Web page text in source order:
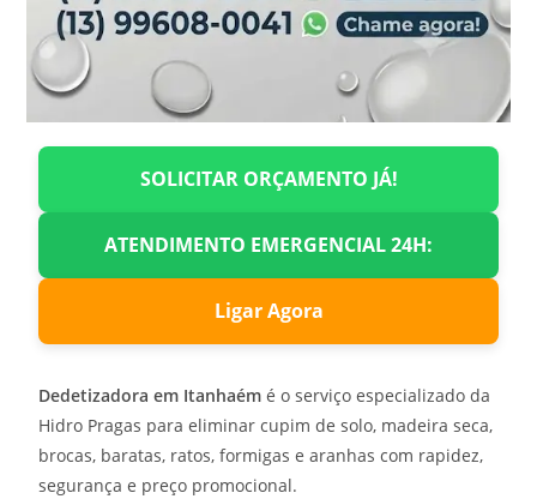
SOLICITAR ORÇAMENTO JÁ!
ATENDIMENTO EMERGENCIAL 24H:
Ligar Agora
Dedetizadora em Itanhaém é o serviço especializado da
Hidro Pragas para eliminar cupim de solo, madeira seca,
brocas, baratas, ratos, formigas e aranhas com rapidez,
segurança e preço promocional.